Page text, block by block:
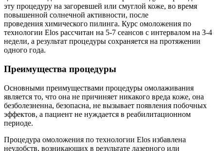
эту процедуру на загоревшей или смуглой коже, во время
повышенной солнечной активности, после
проведения химического пилинга. Курс омоложения по
технологии Elos рассчитан на 5-7 сеансов с интервалом на 3-4
недели, а результат процедуры сохраняется на протяжении
одного года.
Преимущества процедуры
Основными преимуществами процедуры омолаживания
является то, что она не причиняет никакого вреда коже, она
безболезненна, безопасна, не вызывает появления побочных
эффектов, а пациент не нуждается в реабилитационном
периоде.
Процедура омоложения по технологии Elos избавлена
неудобств, возникающих в результате лазерного или